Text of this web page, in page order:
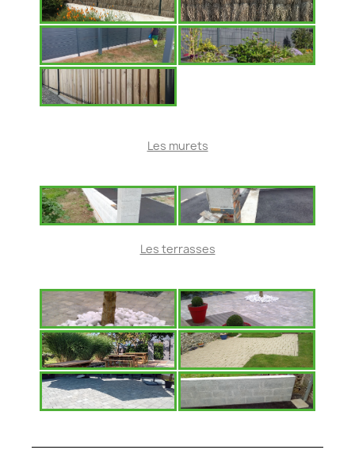
Les murets
Les terrasses